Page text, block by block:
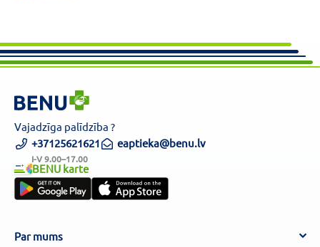
Vajadzīga palīdzība ?
+37125621621
I-V 9.00–17.00
eaptieka@benu.lv
BENU karte
Par mums